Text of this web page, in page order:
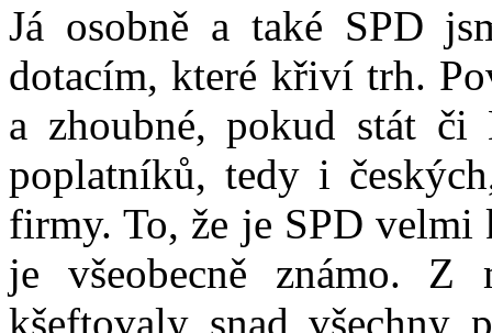
Já osobně a také SPD
dotacím, které křiví trh.
a zhoubné, pokud stát či
poplatníků, tedy i
firmy. To, že je SPD
je všeobecně známo. Z
kšeftovaly snad všechny